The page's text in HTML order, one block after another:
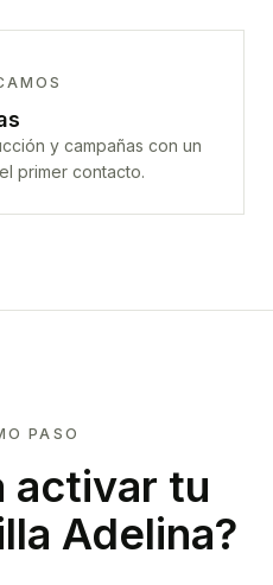
y campañas con un
primer contacto.
PASO
activar tu
Adelina?